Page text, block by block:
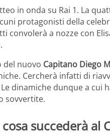
in onda su Rai 1. La
protagonisti della
convolerà a nozze con
del nuovo Capitano Diego
Cercherà infatti di
Le dinamiche dunque a cui
sovvertite.
succederà al